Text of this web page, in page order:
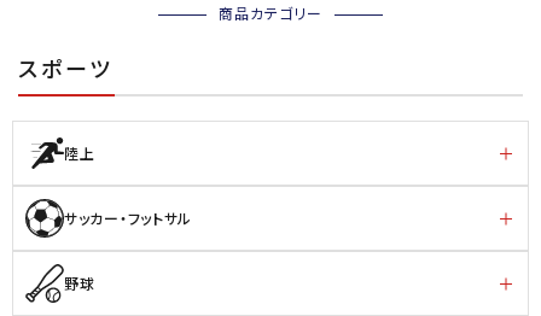
商品カテゴリー
スポーツ
陸上
サッカー・フットサル
野球